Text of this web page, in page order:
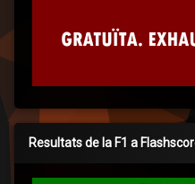
Resultats de la F1 a